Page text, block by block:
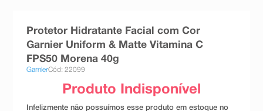
Protetor Hidratante Facial com Cor
Garnier Uniform & Matte Vitamina C
FPS50 Morena 40g
GarnierCód: 22099
esmalte
ºabsorvente